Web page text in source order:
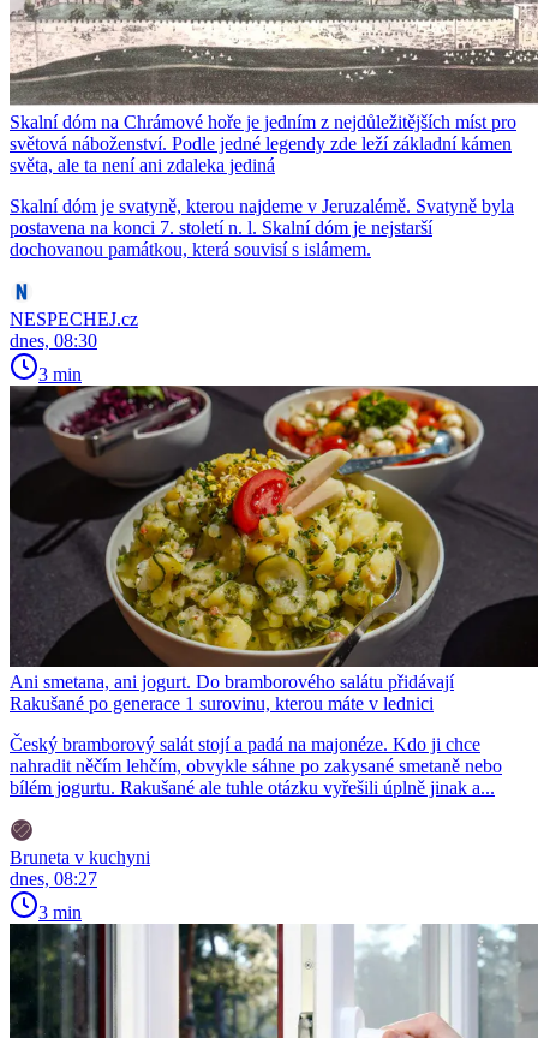
Skalní dóm na Chrámové hoře je jedním z nejdůležitějších míst pro
světová náboženství. Podle jedné legendy zde leží základní kámen
světa, ale ta není ani zdaleka jediná
Skalní dóm je svatyně, kterou najdeme v Jeruzalémě. Svatyně byla
postavena na konci 7. století n. l. Skalní dóm je nejstarší
dochovanou památkou, která souvisí s islámem.
NESPECHEJ.cz
dnes, 08:30
3 min
Ani smetana, ani jogurt. Do bramborového salátu přidávají
Rakušané po generace 1 surovinu, kterou máte v lednici
Český bramborový salát stojí a padá na majonéze. Kdo ji chce
nahradit něčím lehčím, obvykle sáhne po zakysané smetaně nebo
bílém jogurtu. Rakušané ale tuhle otázku vyřešili úplně jinak a...
Bruneta v kuchyni
dnes, 08:27
3 min